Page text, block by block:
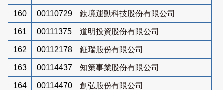
160 00110729 鈦境運動科技股份有限公司
161 00111375 道明投資股份有限公司
162 00112178 鉦瑞股份有限公司
163 00114437 知策事業股份有限公司
164 00114470 創弘股份有限公司